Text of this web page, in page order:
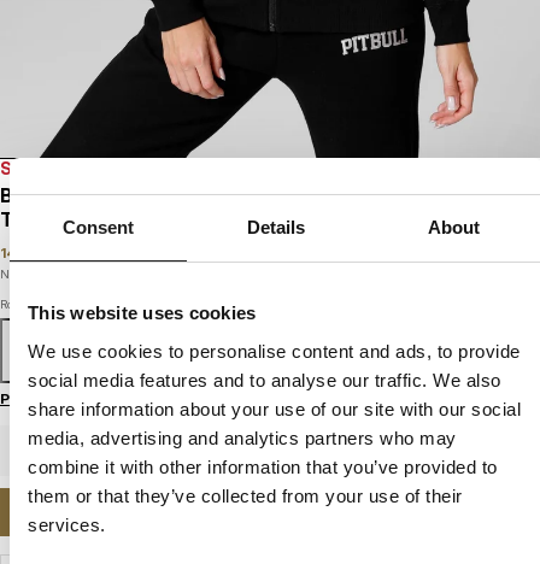
Consent Details About
This website uses cookies
We use cookies to personalise content and ads, to provide
social media features and to analyse our traffic. We also
share information about your use of our site with our social
media, advertising and analytics partners who may
combine it with other information that you’ve provided to
them or that they’ve collected from your use of their
services.
SALE
BLUZA DAMSKA ROZPINANA Z KAPTUREM
TYRIAN
149
Najniższa cena w okresie ostatnich 30 dni:
Rozmiar
XS S M L XL
Przewodnik po rozmiarach
POWIADOM MNIE O DOSTĘPNOŚCI